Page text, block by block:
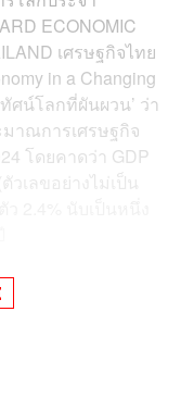
ECONOMIC
เศรษฐกิจไทย
in a Changing
ศน์โลกที่ผันผวน’ ว่า
าณการเศรษฐกิจ
โดยคาดว่า GDP
เลขอย่างไม่เป็น
า และต่อเนื่อง
ตราเงินเฟ้อที่สูง